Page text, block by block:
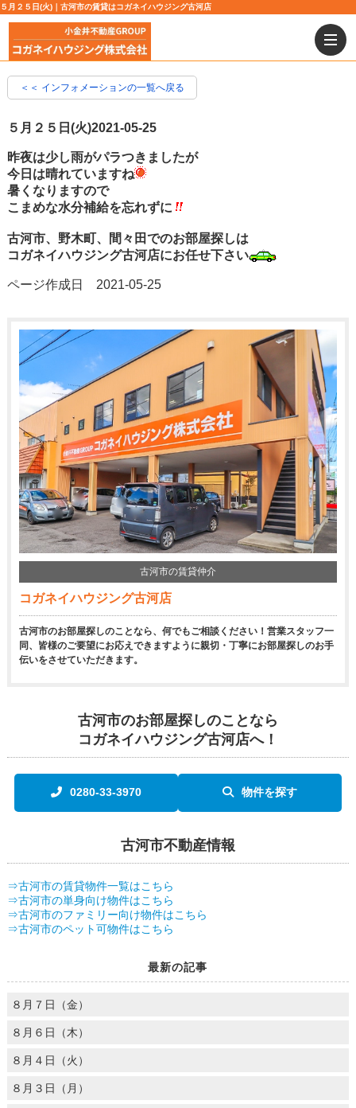
５月２５日(火)｜古河市の賃貸はコガネイハウジング古河店
＜＜ インフォメーションの一覧へ戻る
５月２５日(火)2021-05-25
昨夜は少し雨がパラつきましたが
今日は晴れていますね
暑くなりますので
こまめな水分補給を忘れずに
古河市、野木町、間々田でのお部屋探しは
コガネイハウジング古河店にお任せ下さい
ページ作成日 2021-05-25
古河市の賃貸仲介
コガネイハウジング古河店
古河市のお部屋探しのことなら、何でもご相談ください！営業スタッフ一
同、皆様のご要望にお応えできますように親切・丁寧にお部屋探しのお手
伝いをさせていただきます。
古河市のお部屋探しのことなら
コガネイハウジング古河店へ！
0280-33-3970 物件を探す
古河市不動産情報
⇒古河市の賃貸物件一覧はこちら
⇒古河市の単身向け物件はこちら
⇒古河市のファミリー向け物件はこちら
⇒古河市のペット可物件はこちら
最新の記事
８月７日（金）
８月６日（木）
８月４日（火）
８月３日（月）